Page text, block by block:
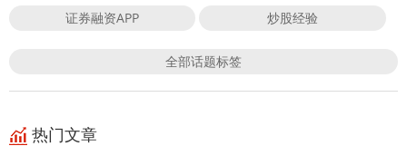
证券融资APP 炒股经验
全部话题标签
热门文章